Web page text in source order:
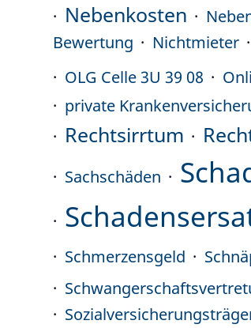
Nebenkosten
Bewertung
Nichtmieter
OLG Celle 3U 39 08
private
Rechtsirrtum
Sachschäden
Schmerzensgeld